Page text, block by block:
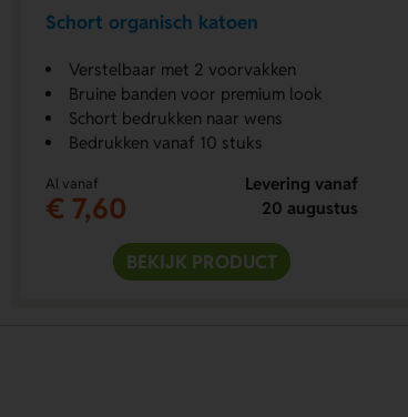
Schort organisch katoen
Verstelbaar met 2 voorvakken
Bruine banden voor premium look
Schort bedrukken naar wens
Bedrukken vanaf 10 stuks
Al vanaf
€ 7,60
Levering vanaf
20 augustus
BEKIJK PRODUCT